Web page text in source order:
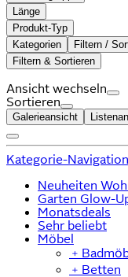
Länge
Produkt-Typ
Kategorien
Filtern /
Filtern & Sortieren
Ansicht wechseln
Sortieren
Galerieansicht
Kategorie-
Neuheiten
Garten Glow-
Monatsdeals
Sehr beliebt
Möbel
﹢
﹢ Betten